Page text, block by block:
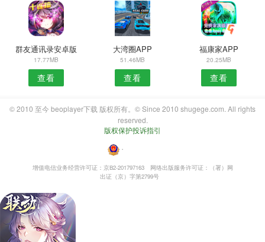
群友通讯录安卓版
17.77MB
查看
大湾圈APP
51.46MB
查看
福康家APP
20.25MB
查看
© 2010 至今 beoplayer下载 版权所有。© Since 2010 shugege.com. All rights
reserved.
版权保护投诉指引
・
增值电信业务经营许可证：京B2-201797163
网络出版服务许可证：（署）网
出证（京）字第2799号